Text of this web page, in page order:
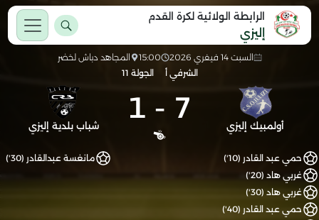
الرابطة الولائية لكرة القدم
إليزي
السبت 14 فيفري 2026 15:00
المجاهد دباش لخضر
الشرفي أ
الجولة 11
أولمبيك إليزي 7
-
1 شباب بلدية إليزي
حمي عبد القادر (10')
غربي هاد (20')
غربي هاد (30')
حمي عبد القادر (40')
مانغسة عبدالقادر (30')